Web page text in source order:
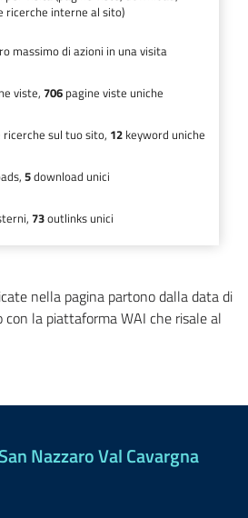
nella pagina partono dalla data di
la piattaforma WAI che risale al
Nazzaro Val Cavargna